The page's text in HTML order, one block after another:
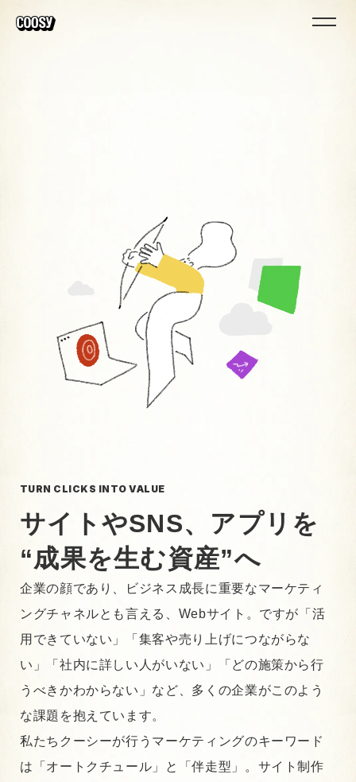
TURN CLICKS INTO VALUE
サイトやSNS、アプリを
“成果を生む資産”へ
企業の顔であり、ビジネス成長に重要なマーケティ
ングチャネルとも言える、Webサイト。ですが「活
用できていない」「集客や売り上げにつながらな
い」「社内に詳しい人がいない」「どの施策から行
うべきかわからない」など、多くの企業がこのよう
な課題を抱えています。
私たちクーシーが行うマーケティングのキーワード
は「オートクチュール」と「伴走型」。サイト制作